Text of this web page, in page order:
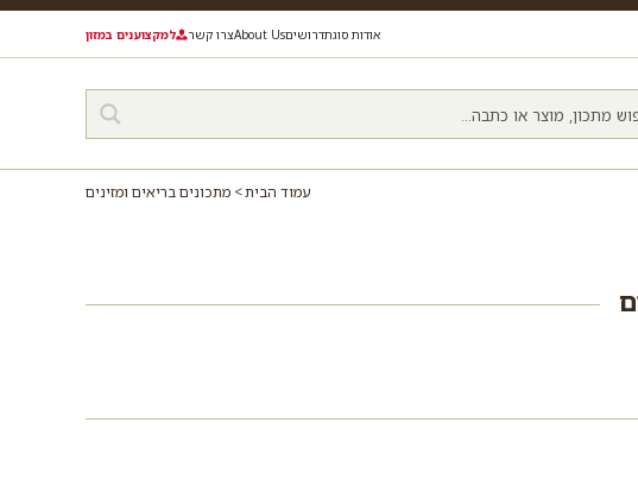
אודות סוגתדרושיםAbout Usצרו קשר למקצוענים במזון
עמוד הבית מתכונים בריאים ומזינים